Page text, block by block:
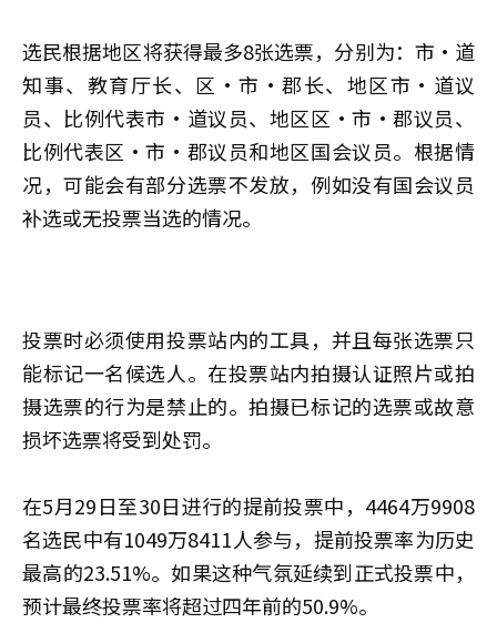
选民根据地区将获得最多8张选票，分别为：市·道
知事、教育厅长、区·市·郡长、地区市·道议
员、比例代表市·道议员、地区区·市·郡议员、
比例代表区·市·郡议员和地区国会议员。根据情
况，可能会有部分选票不发放，例如没有国会议员
补选或无投票当选的情况。
投票时必须使用投票站内的工具，并且每张选票只
能标记一名候选人。在投票站内拍摄认证照片或拍
摄选票的行为是禁止的。拍摄已标记的选票或故意
损坏选票将受到处罚。
在5月29日至30日进行的提前投票中，4464万9908
名选民中有1049万8411人参与，提前投票率为历史
最高的23.51%。如果这种气氛延续到正式投票中，
预计最终投票率将超过四年前的50.9%。